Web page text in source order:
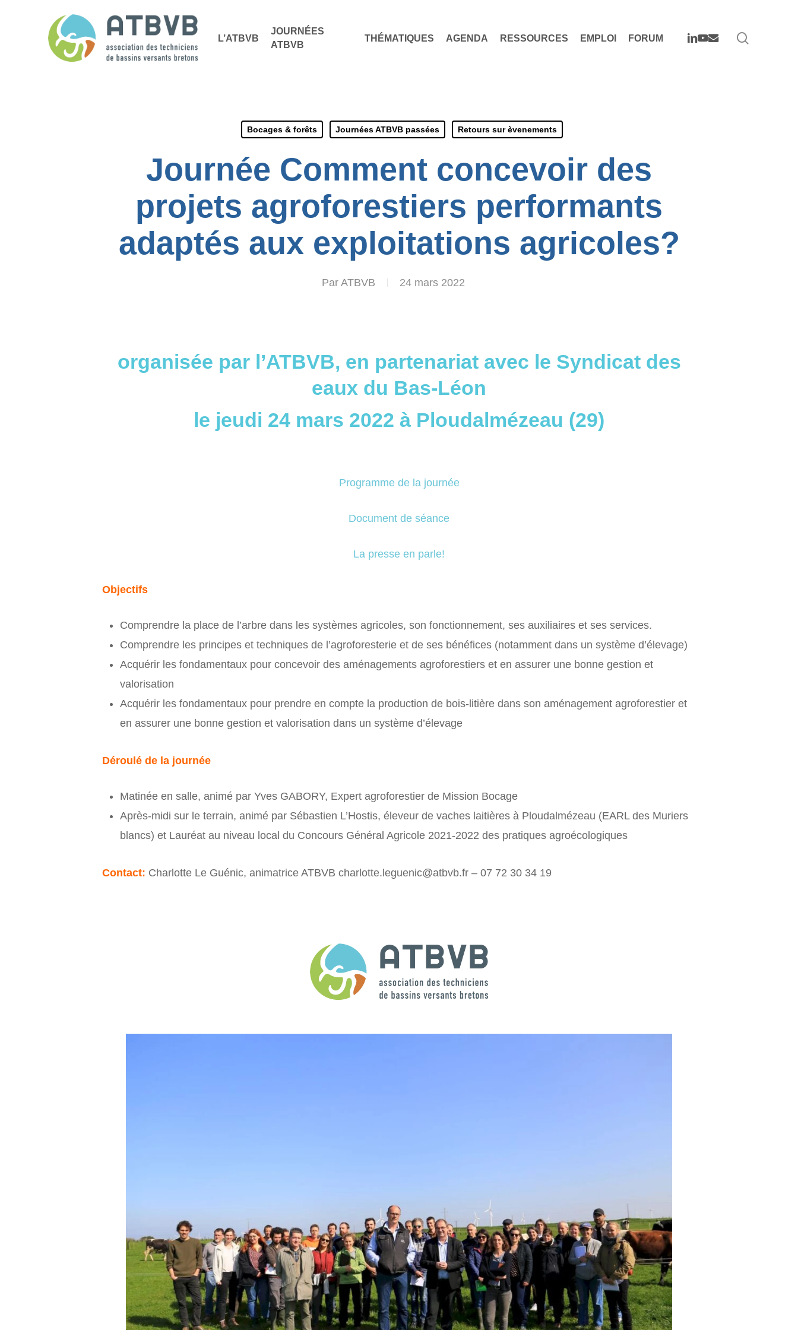
L’ATBVB
JOURNÉES
ATBVB
THÉMATIQUES AGENDA RESSOURCES EMPLOI FORUM LINKEDIN
YOUTUBE
EMAIL
Bocages & forêts Journées ATBVB passées Retours sur èvenements
Journée Comment concevoir des
projets agroforestiers performants
adaptés aux exploitations agricoles?
Par ATBVB 24 mars 2022
organisée par l’ATBVB, en partenariat avec le Syndicat des
eaux du Bas-Léon
le jeudi 24 mars 2022 à Ploudalmézeau (29)
Programme de la journée
Document de séance
La presse en parle!
Objectifs
Comprendre la place de l’arbre dans les systèmes agricoles, son fonctionnement, ses auxiliaires et ses services.
Comprendre les principes et techniques de l’agroforesterie et de ses bénéfices (notamment dans un système d’élevage)
Acquérir les fondamentaux pour concevoir des aménagements agroforestiers et en assurer une bonne gestion et
valorisation
Acquérir les fondamentaux pour prendre en compte la production de bois-litière dans son aménagement agroforestier et
en assurer une bonne gestion et valorisation dans un système d’élevage
Déroulé de la journée
Matinée en salle, animé par Yves GABORY, Expert agroforestier de Mission Bocage
Après-midi sur le terrain, animé par Sébastien L’Hostis, éleveur de vaches laitières à Ploudalmézeau (EARL des Muriers
blancs) et Lauréat au niveau local du Concours Général Agricole 2021-2022 des pratiques agroécologiques
Contact: Charlotte Le Guénic, animatrice ATBVB charlotte.leguenic@atbvb.fr – 07 72 30 34 19